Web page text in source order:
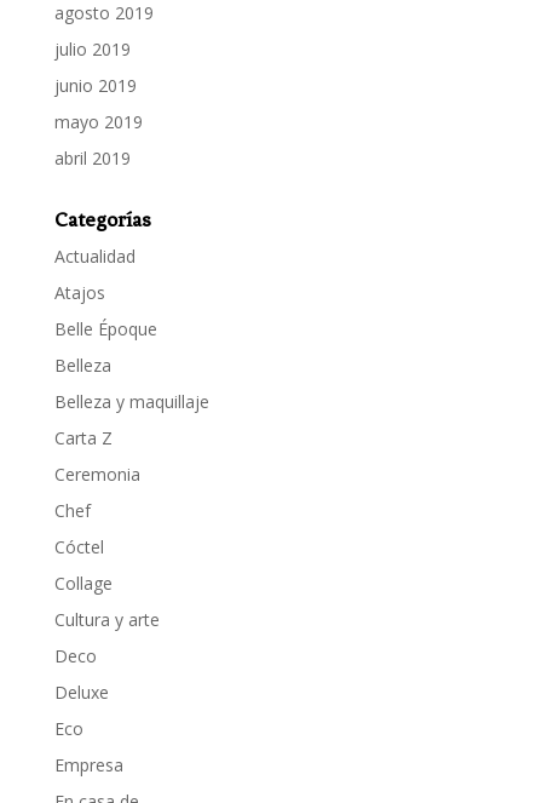
agosto 2019
julio 2019
junio 2019
mayo 2019
abril 2019
Categorías
Actualidad
Atajos
Belle Époque
Belleza
Belleza y maquillaje
Carta Z
Ceremonia
Chef
Cóctel
Collage
Cultura y arte
Deco
Deluxe
Eco
Empresa